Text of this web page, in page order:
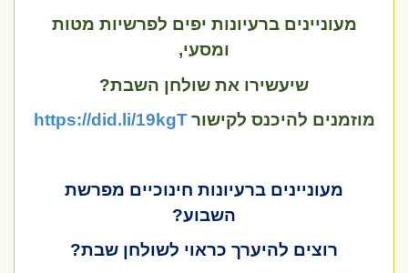
מעוניינים ברעיונות יפים לפרשיות מטות
ומסעי,
שיעשירו את שולחן השבת?
מוזמנים להיכנס לקישור https://did.li/19kgT
מעוניינים ברעיונות חינוכיים מפרשת
השבוע?
רוצים להיערך כראוי לשולחן שבת?